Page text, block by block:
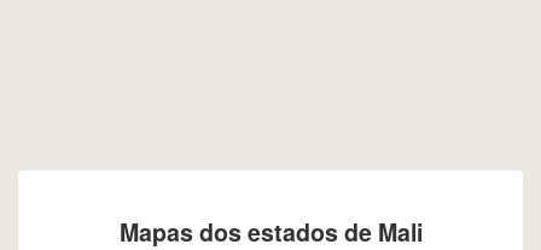
Mapas dos estados de Mali